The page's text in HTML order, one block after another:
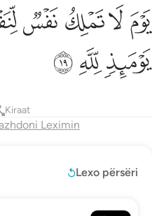
يوم لا تملك نفس لنفس شييا والامر
يَوْمَ لَا تَمْلِكُ نَفْسٌۭ لِّنَفْسٍۢ
ﲚﲛﲜﲝ
ﲢﲣﲤ
Kiraat
Leximin
Lexo përsëri